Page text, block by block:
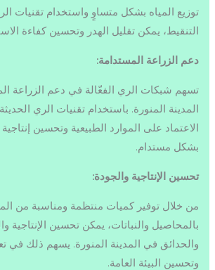
توزيع المياه بشكل متساوٍ واستخدام تقنيات
التنقيط، يمكن تقليل الهدر وتحسين كفاءة
دعم الزراعة المستدامة:
تسهم شبكات الري الفعّالة في دعم الزراعة
المدينة المنورة. باستخدام تقنيات الري
الاعتماد على الموارد الطبيعية وتحسين
بشكل مستدام.
تحسين الإنتاجية والجودة:
من خلال توفير كميات منتظمة ومناسبة من
بالمحاصيل والنباتات، يمكن تحسين الإنتاجية
والحدائق في المدينة المنورة. يسهم ذلك في
وتحسين البيئة العامة.